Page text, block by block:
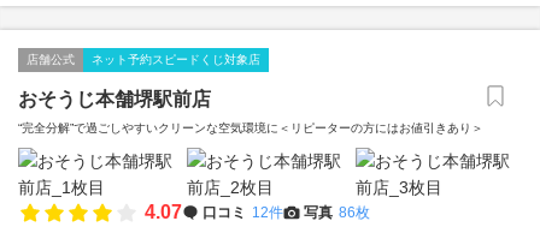
店舗公式 ネット予約スピードくじ対象店
おそうじ本舗堺駅前店
“完全分解”で過ごしやすいクリーンな空気環境に＜リピーターの方にはお値引きあり＞
4.07 口コミ 12件 写真 86枚